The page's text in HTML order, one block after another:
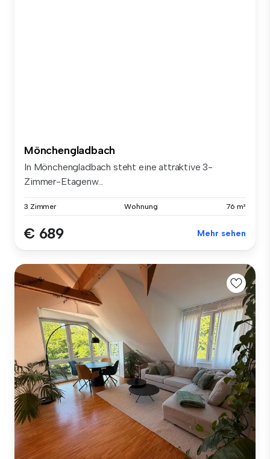
Mönchengladbach
In Mönchengladbach steht eine attraktive 3-
Zimmer-Etagenw...
3 Zimmer Wohnung 76 m²
€ 689 Mehr sehen